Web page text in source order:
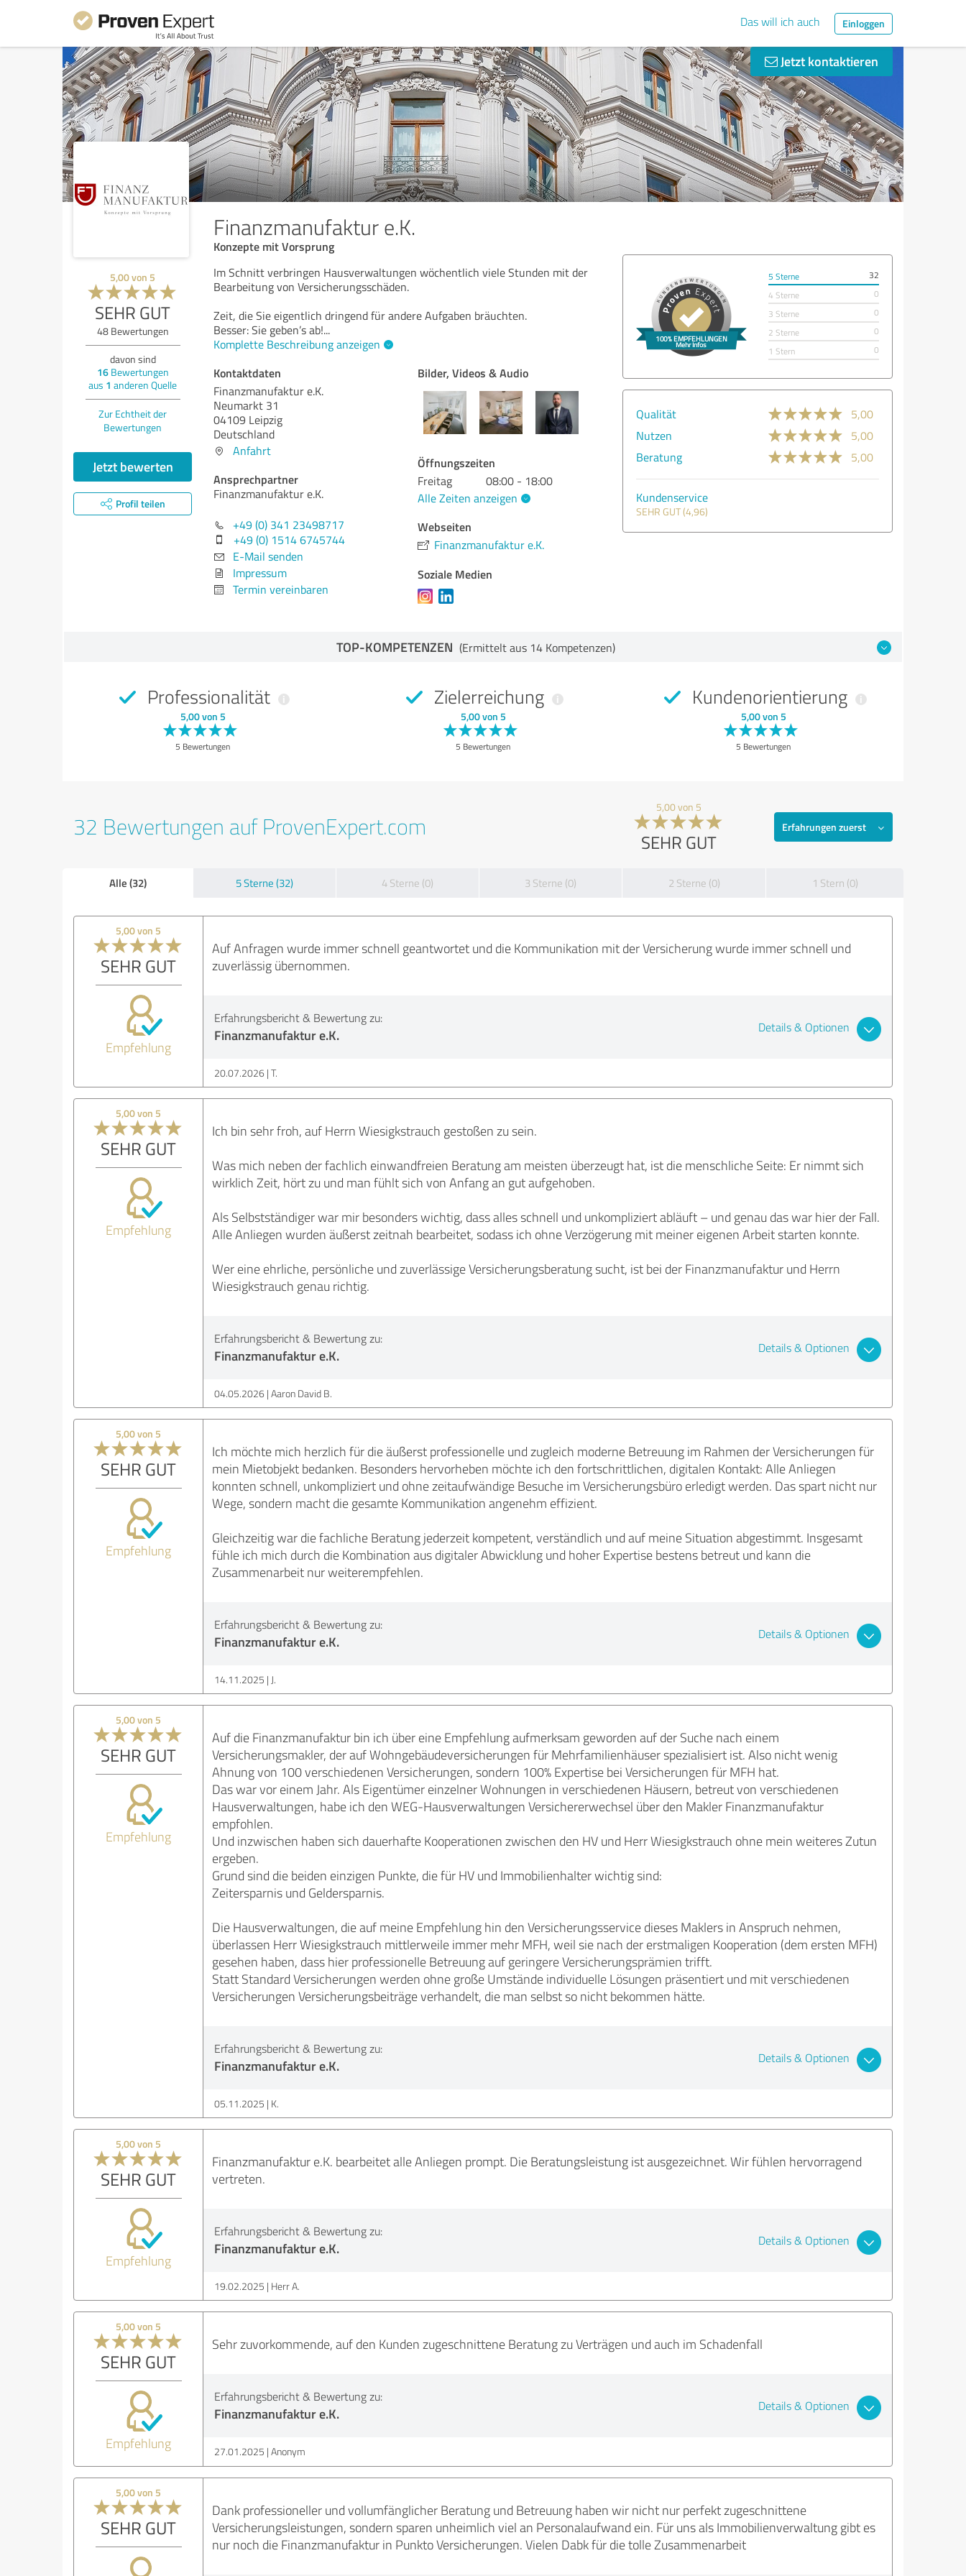
Das will ich auch Einloggen
Jetzt kontaktieren
Finanzmanufaktur e.K.
Konzepte mit Vorsprung
5,00von 5
SEHR GUT
48Bewertungen
davon sind
16Bewertungen
aus 1 anderen Quelle
Zur Echtheit der
Bewertungen
Jetzt bewerten
Profil teilen
Im Schnitt verbringen Hausverwaltungen wöchentlich viele Stunden mit der
Bearbeitung von Versicherungsschäden.
Zeit, die Sie eigentlich dringend für andere Aufgaben bräuchten.
Besser: Sie geben’s ab!...
Komplette Beschreibung anzeigen
Kontaktdaten
Finanzmanufaktur e.K.
Neumarkt 31
04109 Leipzig
Deutschland
Anfahrt
Ansprechpartner
Finanzmanufaktur e.K.
+49 (0) 341 23498717
+49 (0) 1514 6745744
E-Mail senden
Impressum
Termin vereinbaren
Bilder, Videos & Audio
Öffnungszeiten
Freitag
08:00 - 18:00
Alle Zeiten anzeigen
Webseiten
Finanzmanufaktur e.K.
Soziale Medien
5 Sterne
32
4 Sterne
0
3 Sterne
0
2 Sterne
0
1 Stern
0
Qualität
5,00
Nutzen
5,00
Beratung
5,00
Kundenservice
SEHR GUT (4,96)
TOP-KOMPETENZEN (Ermittelt aus 14 Kompetenzen)
Professionalität
5,00 von 5
5 Bewertungen
Zielerreichung
5,00 von 5
5 Bewertungen
Kundenorientierung
5,00 von 5
5 Bewertungen
32 Bewertungen auf ProvenExpert.com
5,00 von 5
SEHR GUT
Erfahrungen zuerst
Alle (32) 5 Sterne (32) 4 Sterne (0) 3 Sterne (0) 2 Sterne (0) 1 Stern (0)
5,00 von 5
SEHR GUT
Empfehlung
Auf Anfragen wurde immer schnell geantwortet und die Kommunikation mit der Versicherung wurde immer schnell und
zuverlässig übernommen.
Erfahrungsbericht & Bewertung zu:
Finanzmanufaktur e.K. Details & Optionen
20.07.2026 T.
5,00 von 5
SEHR GUT
Empfehlung
Ich bin sehr froh, auf Herrn Wiesigkstrauch gestoßen zu sein.
Was mich neben der fachlich einwandfreien Beratung am meisten überzeugt hat, ist die menschliche Seite: Er nimmt sich
wirklich Zeit, hört zu und man fühlt sich von Anfang an gut aufgehoben.
Als Selbstständiger war mir besonders wichtig, dass alles schnell und unkompliziert abläuft – und genau das war hier der Fall.
Alle Anliegen wurden äußerst zeitnah bearbeitet, sodass ich ohne Verzögerung mit meiner eigenen Arbeit starten konnte.
Wer eine ehrliche, persönliche und zuverlässige Versicherungsberatung sucht, ist bei der Finanzmanufaktur und Herrn
Wiesigkstrauch genau richtig.
Erfahrungsbericht & Bewertung zu:
Finanzmanufaktur e.K. Details & Optionen
04.05.2026 Aaron David B.
5,00 von 5
SEHR GUT
Empfehlung
Ich möchte mich herzlich für die äußerst professionelle und zugleich moderne Betreuung im Rahmen der Versicherungen für
mein Mietobjekt bedanken. Besonders hervorheben möchte ich den fortschrittlichen, digitalen Kontakt: Alle Anliegen
konnten schnell, unkompliziert und ohne zeitaufwändige Besuche im Versicherungsbüro erledigt werden. Das spart nicht nur
Wege, sondern macht die gesamte Kommunikation angenehm effizient.
Gleichzeitig war die fachliche Beratung jederzeit kompetent, verständlich und auf meine Situation abgestimmt. Insgesamt
fühle ich mich durch die Kombination aus digitaler Abwicklung und hoher Expertise bestens betreut und kann die
Zusammenarbeit nur weiterempfehlen.
Erfahrungsbericht & Bewertung zu:
Finanzmanufaktur e.K. Details & Optionen
14.11.2025 J.
5,00 von 5
SEHR GUT
Empfehlung
Auf die Finanzmanufaktur bin ich über eine Empfehlung aufmerksam geworden auf der Suche nach einem
Versicherungsmakler, der auf Wohngebäudeversicherungen für Mehrfamilienhäuser spezialisiert ist. Also nicht wenig
Ahnung von 100 verschiedenen Versicherungen, sondern 100% Expertise bei Versicherungen für MFH hat.
Das war vor einem Jahr. Als Eigentümer einzelner Wohnungen in verschiedenen Häusern, betreut von verschiedenen
Hausverwaltungen, habe ich den WEG-Hausverwaltungen Versichererwechsel über den Makler Finanzmanufaktur
empfohlen.
Und inzwischen haben sich dauerhafte Kooperationen zwischen den HV und Herr Wiesigkstrauch ohne mein weiteres Zutun
ergeben.
Grund sind die beiden einzigen Punkte, die für HV und Immobilienhalter wichtig sind:
Zeitersparnis und Geldersparnis.
Die Hausverwaltungen, die auf meine Empfehlung hin den Versicherungsservice dieses Maklers in Anspruch nehmen,
überlassen Herr Wiesigkstrauch mittlerweile immer mehr MFH, weil sie nach der erstmaligen Kooperation (dem ersten MFH)
gesehen haben, dass hier professionelle Betreuung auf geringere Versicherungsprämien trifft.
Statt Standard Versicherungen werden ohne große Umstände individuelle Lösungen präsentiert und mit verschiedenen
Versicherungen Versicherungsbeiträge verhandelt, die man selbst so nicht bekommen hätte.
Erfahrungsbericht & Bewertung zu:
Finanzmanufaktur e.K. Details & Optionen
05.11.2025 K.
5,00 von 5
SEHR GUT
Empfehlung
Finanzmanufaktur e.K. bearbeitet alle Anliegen prompt. Die Beratungsleistung ist ausgezeichnet. Wir fühlen hervorragend
vertreten.
Erfahrungsbericht & Bewertung zu:
Finanzmanufaktur e.K. Details & Optionen
19.02.2025 Herr A.
5,00 von 5
SEHR GUT
Empfehlung
Sehr zuvorkommende, auf den Kunden zugeschnittene Beratung zu Verträgen und auch im Schadenfall
Erfahrungsbericht & Bewertung zu:
Finanzmanufaktur e.K. Details & Optionen
27.01.2025 Anonym
5,00 von 5
SEHR GUT
Dank professioneller und vollumfänglicher Beratung und Betreuung haben wir nicht nur perfekt zugeschnittene
Versicherungsleistungen, sondern sparen unheimlich viel an Personalaufwand ein. Für uns als Immobilienverwaltung gibt es
nur noch die Finanzmanufaktur in Punkto Versicherungen. Vielen Dabk für die tolle Zusammenarbeit